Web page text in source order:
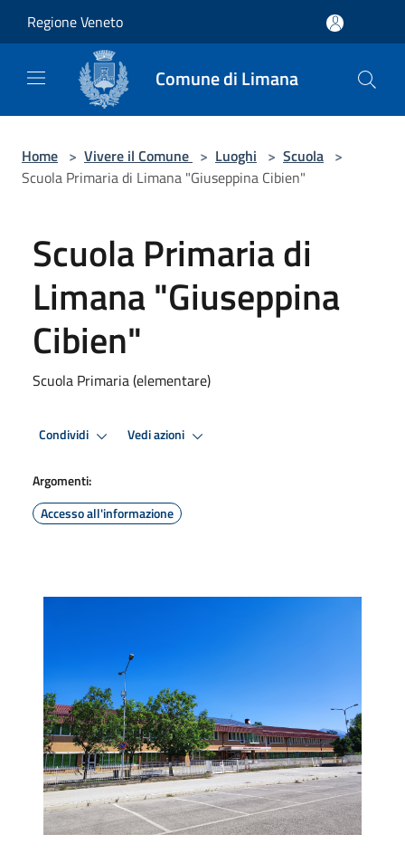
Regione Veneto
Comune di Limana
Home > Vivere il Comune > Luoghi > Scuola >
Scuola Primaria di Limana "Giuseppina Cibien"
Scuola Primaria di
Limana "Giuseppina
Cibien"
Scuola Primaria (elementare)
Condividi Vedi azioni
Argomenti:
Accesso all'informazione